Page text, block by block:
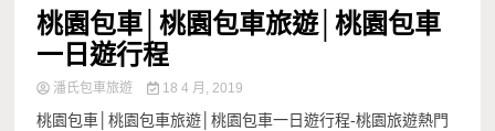
桃園包車│桃園包車旅遊│桃園包車
一日遊行程
潘氏包車旅遊 18 4 月, 2019
桃園包車│桃園包車旅遊│桃園包車一日遊行程-桃園旅遊熱門